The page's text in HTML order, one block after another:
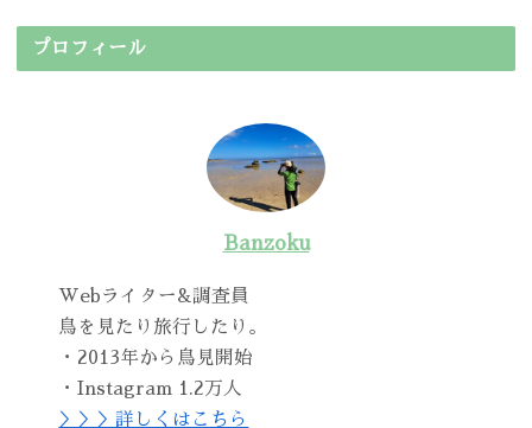
プロフィール
Banzoku
Webライター&調査員
鳥を見たり旅行したり。
・2013年から鳥見開始
・Instagram 1.2万人
＞＞＞詳しくはこちら